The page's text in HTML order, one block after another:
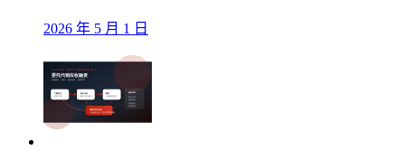
2026 年 5 月 1 日